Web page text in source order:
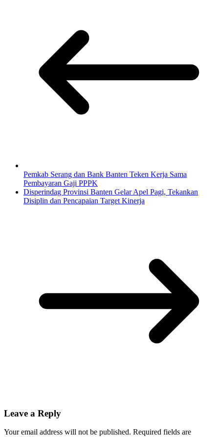
Pemkab Serang dan Bank Banten Teken Kerja Sama
Pembayaran Gaji PPPK
Disperindag Provinsi Banten Gelar Apel Pagi, Tekankan
Disiplin dan Pencapaian Target Kinerja
Leave a Reply
Your email address will not be published. Required fields are